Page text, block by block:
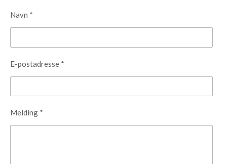
Navn *
E-postadresse *
Melding *